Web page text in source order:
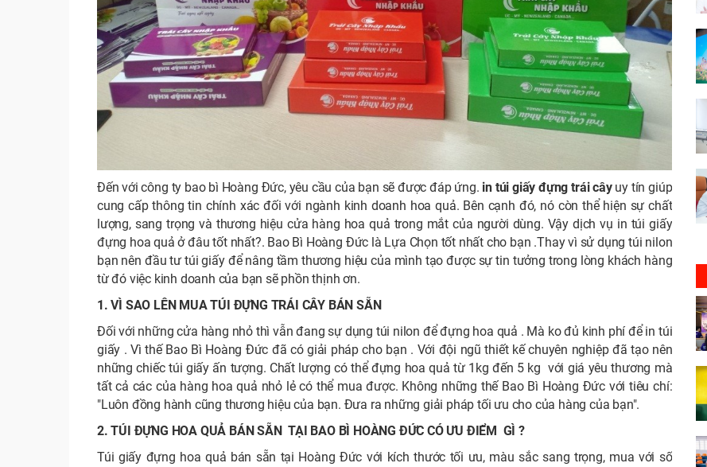
Đến với công ty bao bì Hoàng Đức, yêu cầu của bạn sẽ được đáp ứng. in túi giấy đựng trái câyuy tín giúp
cung cấp thông tin chính xác đối với ngành kinh doanh hoa quả. Bên cạnh đó, nó còn thể hiện sự chất
lượng, sang trọng và thương hiệu cửa hàng hoa quả trong mắt của người dùng. Vậy dịch vụ in túi giấy
đựng hoa quả ở đâu tốt nhất?. Bao Bì Hoàng Đức là Lựa Chọn tốt nhất cho bạn .Thay vì sử dụng túi nilon
bạn nên đầu tư túi giấy để nâng tầm thương hiệu của mình tạo được sự tin tưởng trong lòng khách hàng
từ đó việc kinh doanh của bạn sẽ phồn thịnh ơn.
1. VÌ SAO LÊN MUA TÚI ĐỰNG TRÁI CÂY BÁN SẴN
Đối với những cửa hàng nhỏ thì vẫn đang sự dụng túi nilon để đựng hoa quả . Mà ko đủ kinh phí để in túi
giấy . Vì thế Bao Bì Hoàng Đức đã có giải pháp cho bạn . Với đội ngũ thiết kế chuyên nghiệp đã tạo nên
những chiếc túi giấy ấn tượng. Chất lượng có thể đựng hoa quả từ 1kg đến 5 kg với giá yêu thương mà
tất cả các của hàng hoa quả nhỏ lẻ có thể mua được. Không những thế Bao Bì Hoàng Đức với tiêu chí:
"Luôn đồng hành cũng thương hiệu của bạn. Đưa ra những giải pháp tối ưu cho của hàng của bạn".
2. TÚI ĐỰNG HOA QUẢ BÁN SẴN TẠI BAO BÌ HOÀNG ĐỨC CÓ ƯU ĐIỂM GÌ ?
Túi giấy đựng hoa quả bán sẵn tại Hoàng Đức với kích thước tối ưu, màu sắc sang trọng, mua với số